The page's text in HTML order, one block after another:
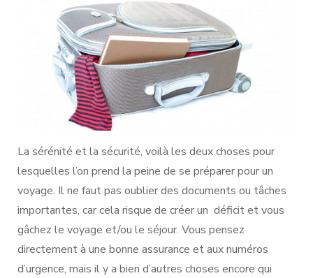
La sérénité et la sécurité, voilà les deux choses pour
lesquelles l’on prend la peine de se préparer pour un
voyage. Il ne faut pas oublier des documents ou tâches
importantes, car cela risque de créer un déficit et vous
gâchez le voyage et/ou le séjour. Vous pensez
directement à une bonne assurance et aux numéros
d’urgence, mais il y a bien d’autres choses encore qui